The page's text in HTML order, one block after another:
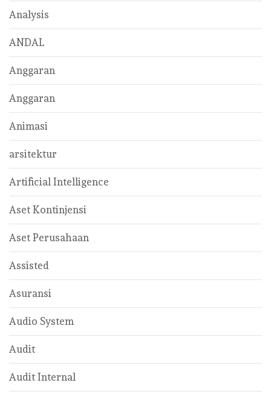
Analysis
ANDAL
Anggaran
Anggaran
Animasi
arsitektur
Artificial Intelligence
Aset Kontinjensi
Aset Perusahaan
Assisted
Asuransi
Audio System
Audit
Audit Internal